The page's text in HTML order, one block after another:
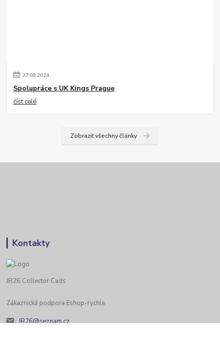
27.08.2024
Spolupráce s UK Kings Prague
číst celé
Zobrazit všechny články
Kontakty
JR26 Collector Cads
Zákaznická podpora Eshop-rychle
JR26@seznam.cz